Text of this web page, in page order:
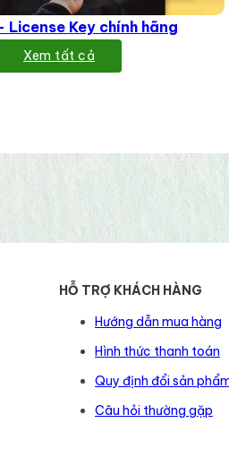
License Key chính hãng
Xem tất cả
HỖ TRỢ KHÁCH HÀNG
Hướng dẫn mua hàng
Hình thức thanh toán
Quy định đổi sản
Câu hỏi thường gặp